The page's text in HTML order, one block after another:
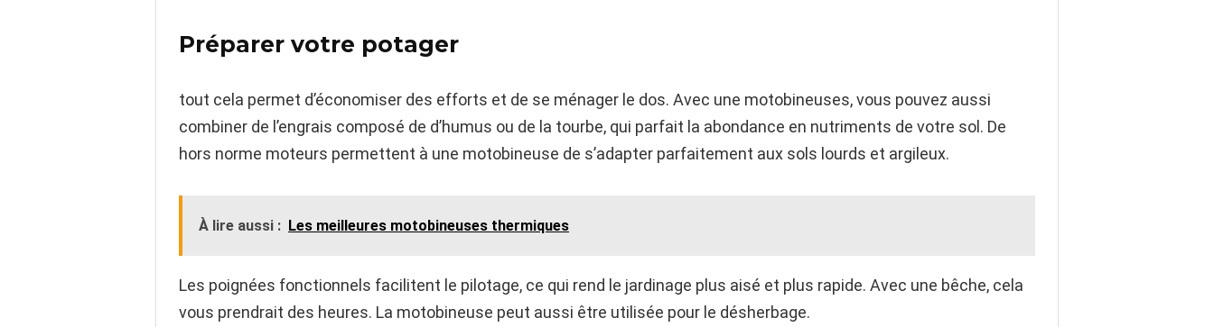
Préparer votre potager
tout cela permet d’économiser des efforts et de se ménager le dos. Avec une motobineuses, vous pouvez aussi
combiner de l’engrais composé de d’humus ou de la tourbe, qui parfait la abondance en nutriments de votre sol. De
hors norme moteurs permettent à une motobineuse de s’adapter parfaitement aux sols lourds et argileux.
À lire aussi : Les meilleures motobineuses thermiques
Les poignées fonctionnels facilitent le pilotage, ce qui rend le jardinage plus aisé et plus rapide. Avec une bêche, cela
vous prendrait des heures. La motobineuse peut aussi être utilisée pour le désherbage.